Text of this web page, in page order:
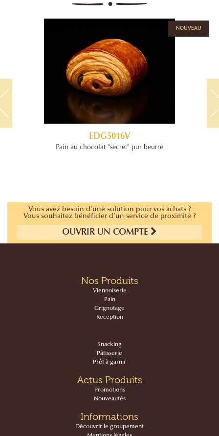
NOUVEAU
EDG5016V
Pain au chocolat "secret" pur beurre
Vous avez besoin d’une solution pour vos achats ?
Vous souhaitez bénéficier d’un service de proximité ?
OUVRIR UN COMPTE
Nos Produits
Viennoiserie
Pain
Grignotage
Réception
Snacking
Pâtisserie
Prêt à garnir
Actus Produits
Promotions
Nouveautés
Informations
Découvrir le groupement